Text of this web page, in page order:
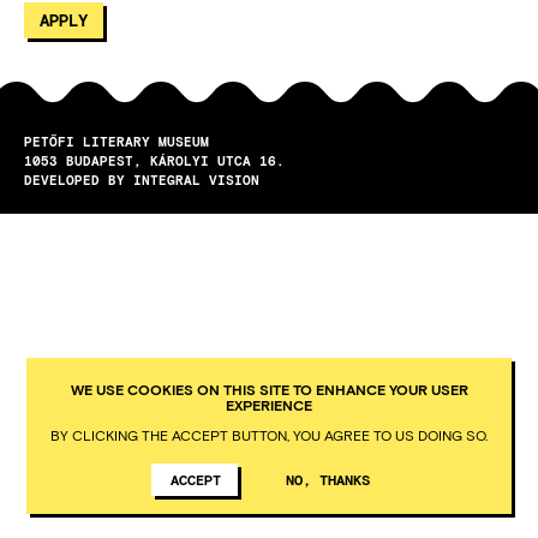
PETŐFI LITERARY MUSEUM
1053
BUDAPEST
KÁROLYI UTCA 16.
DEVELOPED BY INTEGRAL VISION
WE USE COOKIES ON THIS SITE TO ENHANCE YOUR USER
EXPERIENCE
BY CLICKING THE ACCEPT BUTTON, YOU AGREE TO US DOING SO.
ACCEPT NO, THANKS